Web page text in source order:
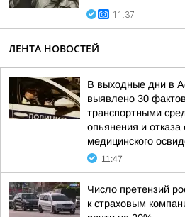
11:37
ЛЕНТА НОВОСТЕЙ
В выходные дни в
выявлено 30
транспортными
опьянения и
медицинского
11:47
Число претензий
к страховым